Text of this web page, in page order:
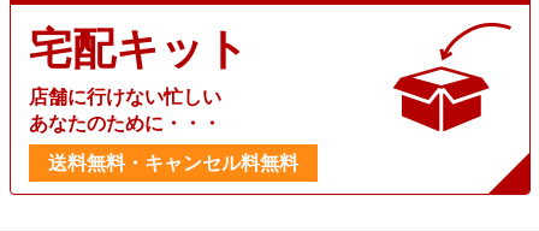
宅配キット
店舗に行けない忙しい
あなたのために・・・
送料無料・キャンセル料無料